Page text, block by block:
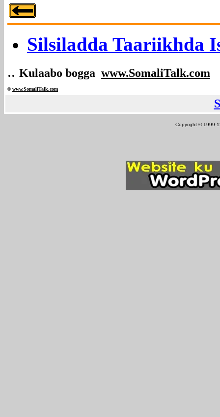
Silsiladda Taariikhda
.. Kulaabo bogga www.SomaliTalk.com
©www.SomaliTalk.com
Copyright © 1999-